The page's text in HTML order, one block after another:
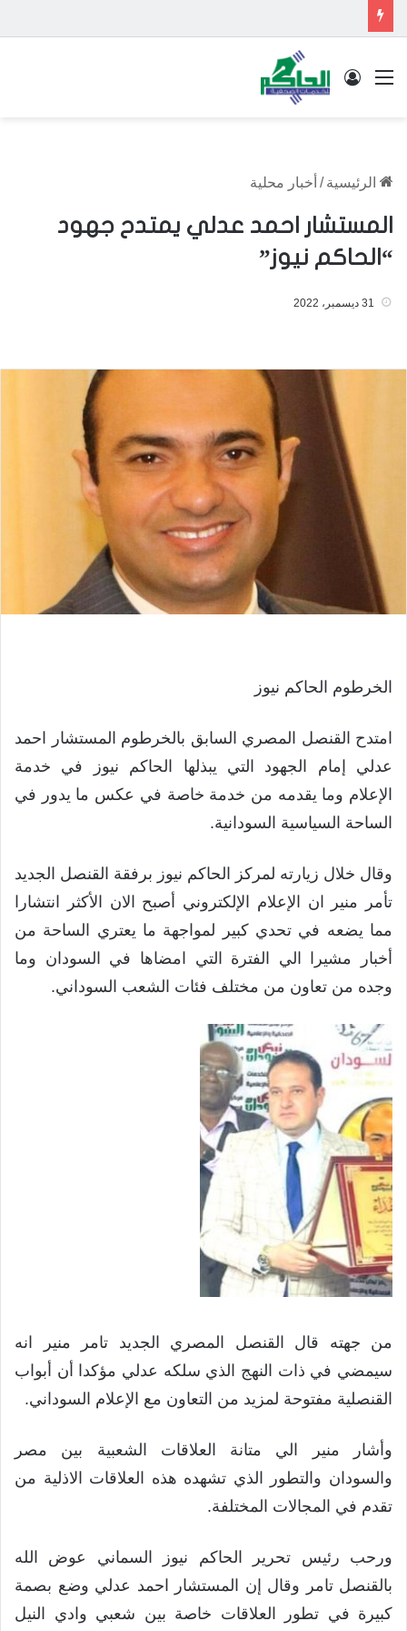
القائمة تسجيل الدخول
الرئيسية / أخبار محلية
المستشار احمد عدلي يمتدح جهود
“الحاكم نيوز”
31 ديسمبر، 2022
الخرطوم الحاكم نيوز
امتدح القنصل المصري السابق بالخرطوم المستشار احمد
عدلي إمام الجهود التي يبذلها الحاكم نيوز في خدمة
الإعلام وما يقدمه من خدمة خاصة في عكس ما يدور في
الساحة السياسية السودانية.
وقال خلال زيارته لمركز الحاكم نيوز برفقة القنصل الجديد
تأمر منير ان الإعلام الإلكتروني أصبح الان الأكثر انتشارا
مما يضعه في تحدي كبير لمواجهة ما يعتري الساحة من
أخبار مشيرا الي الفترة التي امضاها في السودان وما
وجده من تعاون من مختلف فئات الشعب السوداني.
من جهته قال القنصل المصري الجديد تامر منير انه
سيمضي في ذات النهج الذي سلكه عدلي مؤكدا أن أبواب
القنصلية مفتوحة لمزيد من التعاون مع الإعلام السوداني.
وأشار منير الي متانة العلاقات الشعبية بين مصر
والسودان والتطور الذي تشهده هذه العلاقات الاذلية من
تقدم في المجالات المختلفة.
ورحب رئيس تحرير الحاكم نيوز السماني عوض الله
بالقنصل تامر وقال إن المستشار احمد عدلي وضع بصمة
كبيرة في تطور العلاقات خاصة بين شعبي وادي النيل